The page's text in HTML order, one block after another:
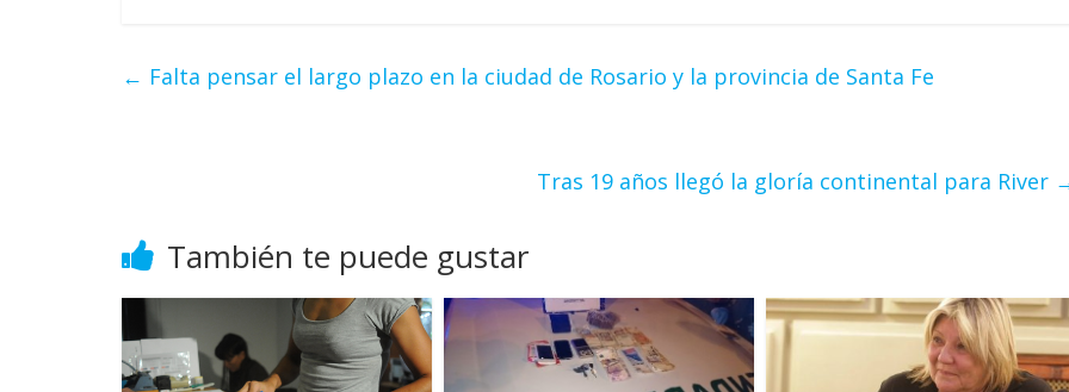
← Falta pensar el largo plazo en la ciudad de Rosario y la provincia de Santa Fe
Tras 19 años llegó la gloría continental para River
También te puede gustar